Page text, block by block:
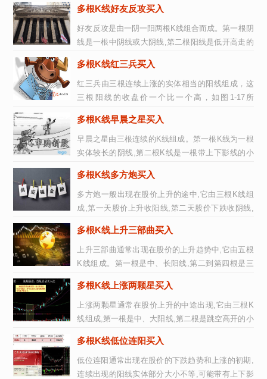
多根K线好友反攻买入
好友反攻是由一阴一阳两根K线组合而成。第一根阴
线是一根中阴线或大阴线,第二根阳线是低开高走的
多根K线红三兵买入
红三兵由三根连续上涨的实体相当的阳线组成，这
三根阳线的收盘价一个比一个高，如图1-17所
多根K线早晨之星买入
早晨之星由三根连续的K线组成。第一根K线为一根
实体较长的阴线,第二根K线是一根带上下影线的小
多根K线多方炮买入
多方炮一般出现在股价上升的途中,它由三根K线组
成,第一天股价上升收阳线,第二天股价下跌收阴线,
多根K线上升三部曲买入
上升三部曲通常出现在股价的上升趋势中,它由五根
K线组成。第一根是中、长阳线,第二到第四根是三
多根K线上涨两颗星买入
上涨两颗星通常在股价上升的中途出现,它由三根K
线组成,第一根是中、大阳线,第二根是跳空高开的小
多根K线低位连阳买入
低位连阳通常出现在股价的下跌趋势和上涨的初期,
连续出现的阳线实体部分大小不等,可能带有上下影